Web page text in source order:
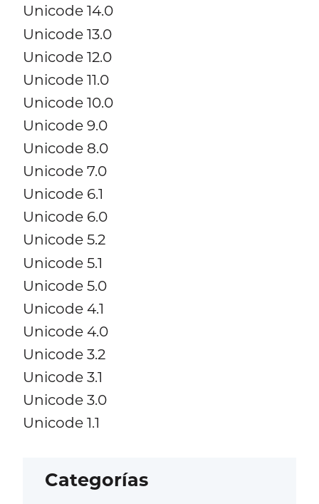
Unicode 14.0
Unicode 13.0
Unicode 12.0
Unicode 11.0
Unicode 10.0
Unicode 9.0
Unicode 8.0
Unicode 7.0
Unicode 6.1
Unicode 6.0
Unicode 5.2
Unicode 5.1
Unicode 5.0
Unicode 4.1
Unicode 4.0
Unicode 3.2
Unicode 3.1
Unicode 3.0
Unicode 1.1
Categorías